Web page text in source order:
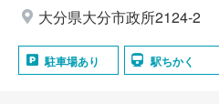
大分県大分市政所2124‐2
駐車場あり 駅ちかく